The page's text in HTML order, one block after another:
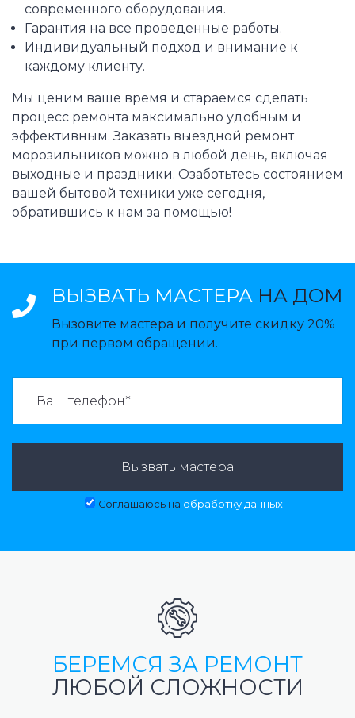
современного оборудования.
Гарантия на все проведенные работы.
Индивидуальный подход и внимание к
каждому клиенту.
Мы ценим ваше время и стараемся сделать
процесс ремонта максимально удобным и
эффективным. Заказать выездной ремонт
морозильников можно в любой день, включая
выходные и праздники. Озаботьтесь состоянием
вашей бытовой техники уже сегодня,
обратившись к нам за помощью!
ВЫЗВАТЬ МАСТЕРА НА ДОМ
Вызовите мастера и получите скидку 20%
при первом обращении.
Вызвать мастера
Соглашаюсь на обработку данных
БЕРЕМСЯ ЗА РЕМОНТ
ЛЮБОЙ СЛОЖНОСТИ